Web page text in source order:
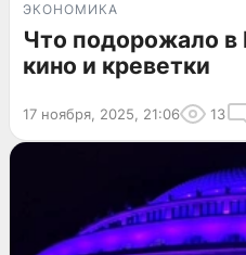
ЭКОНОМИКА
Что подорожало в
кино и креветки
17 ноября, 2025, 21:06 13